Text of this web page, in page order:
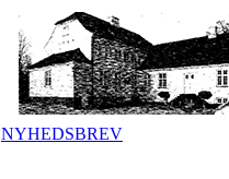
NYHEDSBREV